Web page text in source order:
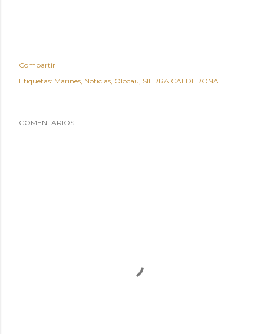
Compartir
Etiquetas: Marines Noticias Olocau SIERRA CALDERONA
COMENTARIOS